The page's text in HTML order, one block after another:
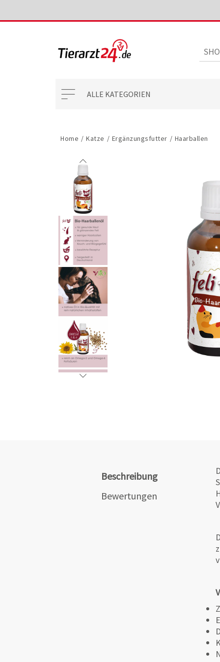
ALLE KATEGORIEN
Home / Katze / Ergänzungsfutter / Haarballen
Beschreibung
Bewertungen